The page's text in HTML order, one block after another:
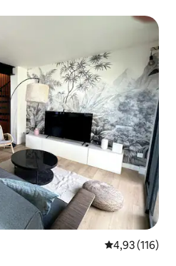
4,93 av 5 i
4,93 (116)